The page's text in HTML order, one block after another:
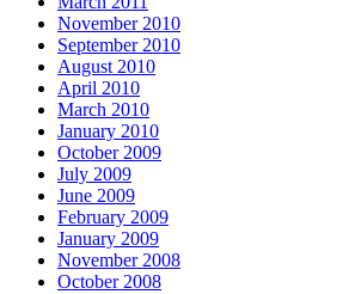
November 2010
September 2010
August 2010
April 2010
March 2010
January 2010
October 2009
July 2009
June 2009
February 2009
January 2009
November 2008
October 2008